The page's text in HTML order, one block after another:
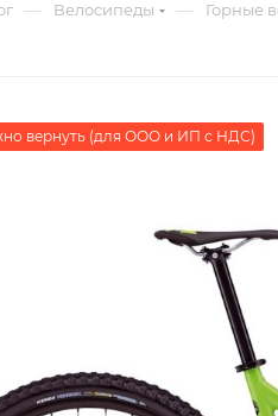
— Велосипеды — Горные
вернуть (для ООО и ИП с НДС)